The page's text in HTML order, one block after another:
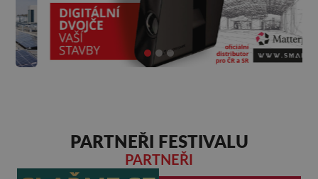
PARTNEŘI FESTIVALU
PARTNEŘI